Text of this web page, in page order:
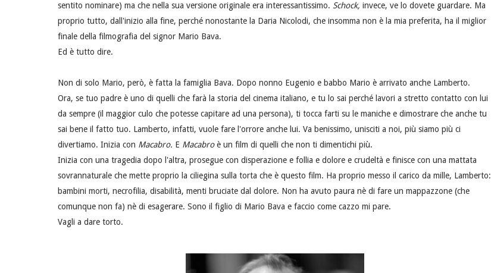
sentito nominare) ma che nella sua versione originale era interessantissimo. Schock, invece, ve lo dovete guardare. Ma
proprio tutto, dall'inizio alla fine, perché nonostante la Daria Nicolodi, che insomma non è la mia preferita, ha il miglior
finale della filmografia del signor Mario Bava.
Ed è tutto dire.
Non di solo Mario, però, è fatta la famiglia Bava. Dopo nonno Eugenio e babbo Mario è arrivato anche Lamberto.
Ora, se tuo padre è uno di quelli che farà la storia del cinema italiano, e tu lo sai perché lavori a stretto contatto con lui
da sempre (il maggior culo che potesse capitare ad una persona), ti tocca farti su le maniche e dimostrare che anche tu
sai bene il fatto tuo. Lamberto, infatti, vuole fare l'orrore anche lui. Va benissimo, unisciti a noi, più siamo più ci
divertiamo. Inizia con Macabro. E Macabroè un film di quelli che non ti dimentichi più.
Inizia con una tragedia dopo l'altra, prosegue con disperazione e follia e dolore e crudeltà e finisce con una mattata
sovrannaturale che mette proprio la ciliegina sulla torta che è questo film. Ha proprio messo il carico da mille, Lamberto:
bambini morti, necrofilia, disabilità, menti bruciate dal dolore. Non ha avuto paura nè di fare un mappazzone (che
comunque non fa) nè di esagerare. Sono il figlio di Mario Bava e faccio come cazzo mi pare.
Vagli a dare torto.